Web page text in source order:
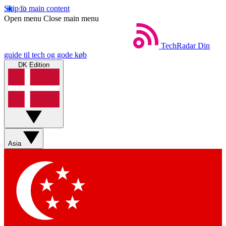
Skip to main content
Open menu Close main menu
TechRadar Din
guide til tech og gode køb
DK Edition
Asia